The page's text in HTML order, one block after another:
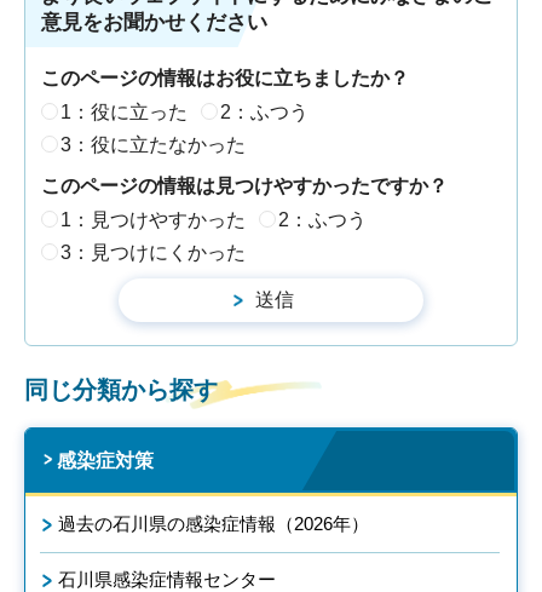
意見をお聞かせください
このページの情報はお役に立ちましたか？
1：役に立った
2：ふつう
3：役に立たなかった
このページの情報は見つけやすかったですか？
1：見つけやすかった
2：ふつう
3：見つけにくかった
同じ分類から探す
感染症対策
過去の石川県の感染症情報（2026年）
石川県感染症情報センター